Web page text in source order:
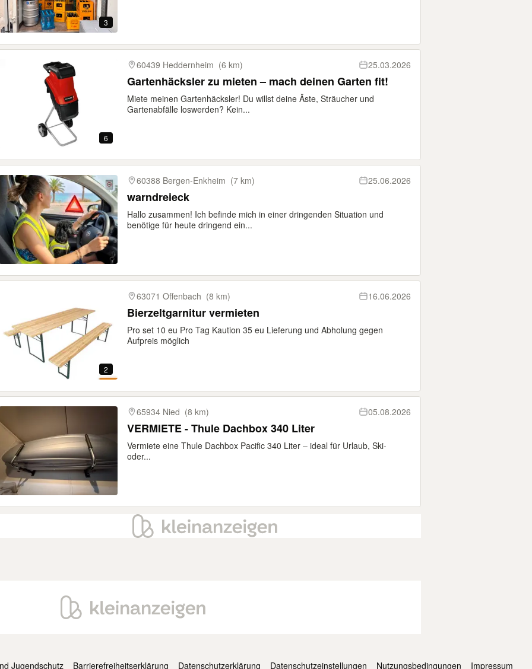
3
6
60439 Heddernheim (6 km) 25.03.2026
Gartenhäcksler zu mieten – mach deinen Garten fit!
Miete meinen Gartenhäcksler! Du willst deine Äste, Sträucher und
Gartenabfälle loswerden? Kein...
60388 Bergen-Enkheim (7 km) 25.06.2026
warndreieck
Hallo zusammen! Ich befinde mich in einer dringenden Situation und
benötige für heute dringend ein...
2
63071 Offenbach (8 km) 16.06.2026
Bierzeltgarnitur vermieten
Pro set 10 eu Pro Tag Kaution 35 eu Lieferung und Abholung gegen
Aufpreis möglich
65934 Nied (8 km) 05.08.2026
VERMIETE - Thule Dachbox 340 Liter
Vermiete eine Thule Dachbox Pacific 340 Liter – ideal für Urlaub, Ski-
oder...
Jugendschutz Barrierefreiheitserklärung Datenschutzerklärung Datenschutzeinstellungen Nutzungsbedingungen Impressum